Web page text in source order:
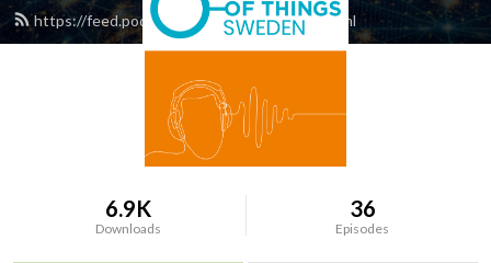
https://feed.podbean.com/iotsweden/feed.xml
6.9K
Downloads
36
Episodes